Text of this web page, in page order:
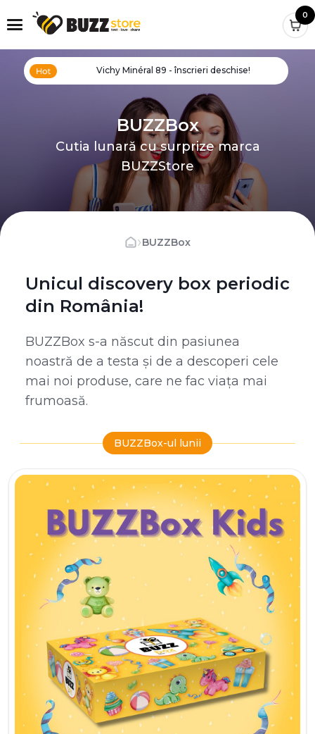
0
Vichy Minéral 89 - înscrieri deschise!
BUZZBox
Cutia lunară cu surprize marca
BUZZStore
›BUZZBox
Unicul discovery box periodic
din România!
BUZZBox s-a născut din pasiunea
noastră de a testa și de a descoperi cele
mai noi produse, care ne fac viața mai
frumoasă.
BUZZBox-ul lunii